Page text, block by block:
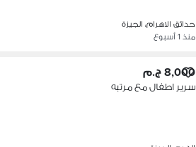
حدائق الاهرام، الجيزة
منذ 1 أسبوع
8,000 ج.م
سرير اطفال مع مرتبه